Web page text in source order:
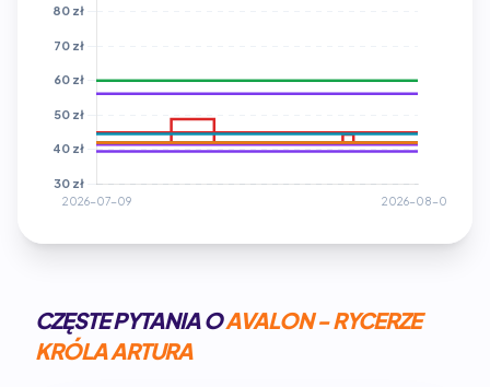
CZĘSTE PYTANIA OAVALON - RYCERZE
KRÓLA ARTURA